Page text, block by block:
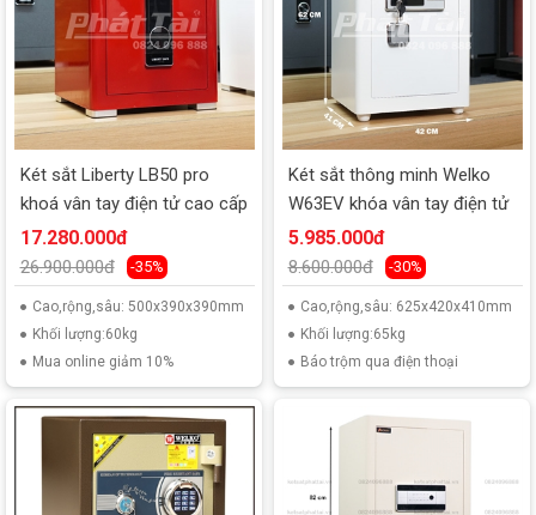
Két sắt Liberty LB50 pro
khoá vân tay điện tử cao cấp
17.280.000đ
26.900.000đ -35%
Cao,rộng,sâu: 500x390x390mm
Khối lượng:60kg
Mua online giảm 10%
Két sắt thông minh Welko
W63EV khóa vân tay điện tử
5.985.000đ
8.600.000đ -30%
Cao,rộng,sâu: 625x420x410mm
Khối lượng:65kg
Báo trộm qua điện thoại